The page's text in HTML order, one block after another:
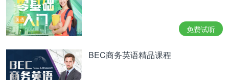
免费试听
BEC商务英语精品课程